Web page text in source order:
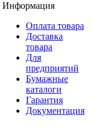
Информация
Оплата товара
Доставка
товара
Для
предприятий
Бумажные
каталоги
Гарантия
Документация